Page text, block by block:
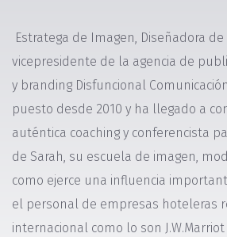
Estratega de Imagen, Diseñadora
vicepresidente de la agencia de
y branding Disfuncional
puesto desde 2010 y ha llegado a
auténtica coaching y conferencista
de Sarah, su escuela de imagen,
como ejerce una influencia
el personal de empresas hoteleras
internacional como lo son